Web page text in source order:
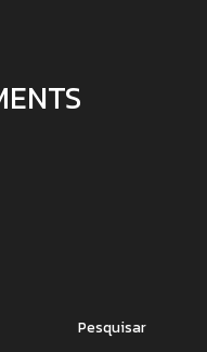
Pesquisar